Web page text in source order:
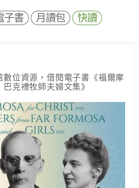
子書 月讀包 快讀
數位資源，借閱電子書《福爾摩
克禮牧師夫婦文集》